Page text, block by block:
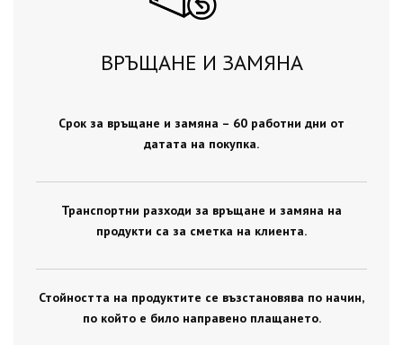
ВРЪЩАНЕ И ЗАМЯНА
Срок за връщане и замяна – 60 работни дни от
датата на покупка.
Транспортни разходи за връщане и замяна на
продукти са за сметка на клиента.
Стойността на продуктите се възстановява по начин,
по който е било направено плащането.